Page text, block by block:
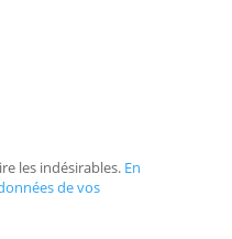
les indésirables. En
de vos